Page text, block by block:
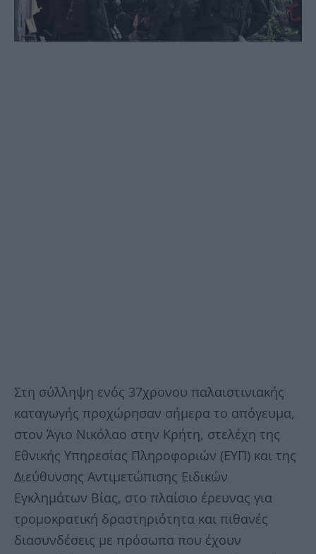
Στη σύλληψη ενός 37χρονου παλαιστινιακής
καταγωγής προχώρησαν σήμερα το απόγευμα,
στον Άγιο Νικόλαο στην Κρήτη, στελέχη της
Εθνικής Υπηρεσίας Πληροφοριών (ΕΥΠ) και της
Διεύθυνσης Αντιμετώπισης Ειδικών
Εγκλημάτων Βίας, στο πλαίσιο έρευνας για
τρομοκρατική δραστηριότητα και πιθανές
διασυνδέσεις με πρόσωπα που έχουν